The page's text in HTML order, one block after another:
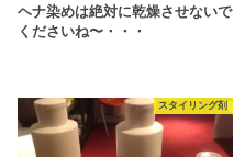
ヘナ染めは絶対に乾燥させないで
くださいね〜・・・
スタイリング剤